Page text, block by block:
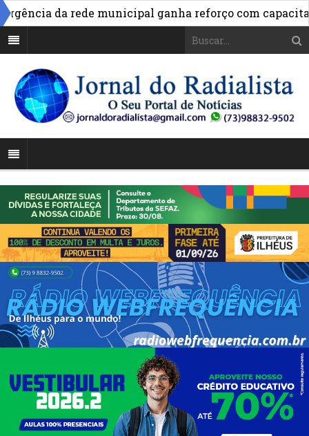
da rede municipal ganha reforço com capacitação